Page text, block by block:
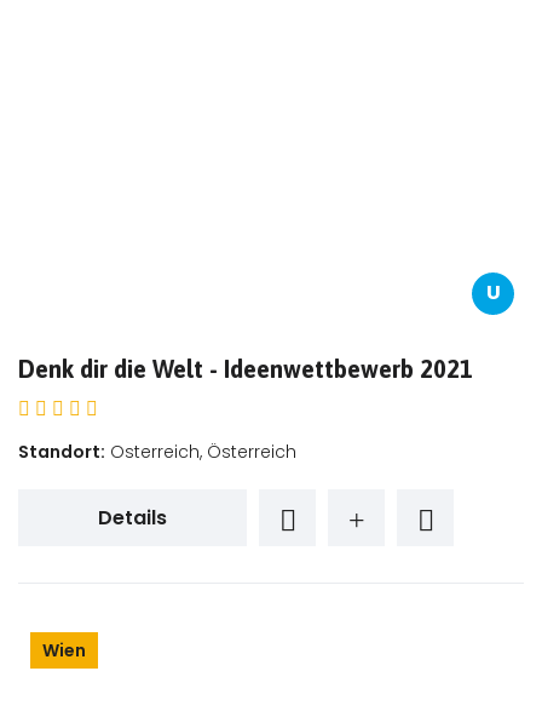
U
Denk dir die Welt - Ideenwettbewerb 2021
Standort: Osterreich, Österreich
Details
Wien